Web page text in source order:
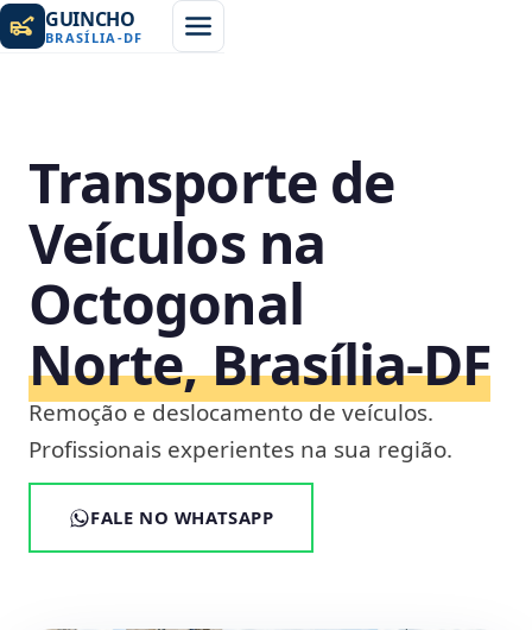
GUINCHO
BRASÍLIA -DF
Transporte de
Veículos na
Octogonal
Norte, Brasília‑DF
Remoção e deslocamento de veículos.
Profissionais experientes na sua região.
FALE NO WHATSAPP